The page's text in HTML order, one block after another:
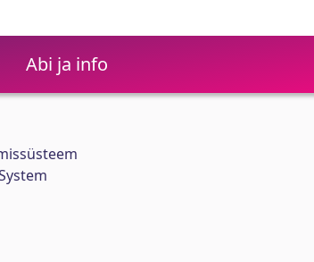
Abi ja info